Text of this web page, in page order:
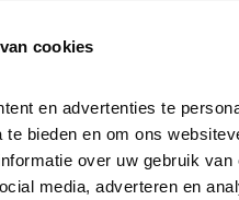
cookies
en advertenties te
bieden en om ons
over uw gebruik van
media, adverteren en
sterke Europese